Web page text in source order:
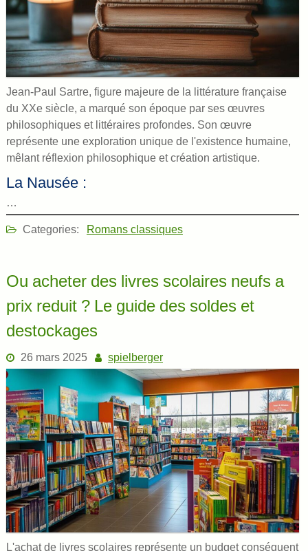
Jean-Paul Sartre, figure majeure de la littérature française
du XXe siècle, a marqué son époque par ses œuvres
philosophiques et littéraires profondes. Son œuvre
représente une exploration unique de l'existence humaine,
mêlant réflexion philosophique et création artistique.
La Nausée :
…
Categories:
Romans classiques
Ou acheter des livres scolaires neufs a
prix reduit ? Le guide des soldes et
destockages
26 mars 2025 spielberger
L'achat de livres scolaires représente un budget conséquent